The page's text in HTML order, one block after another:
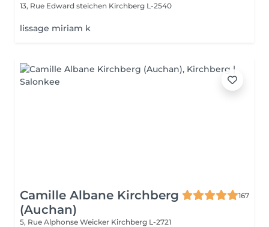
13, Rue Edward steichen Kirchberg L-2540
lissage miriam k
Camille Albane Kirchberg
(Auchan)
167
5, Rue Alphonse Weicker Kirchberg L-2721